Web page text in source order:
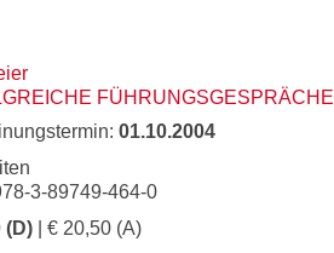
FÜHRUNGSGESPRÄCHE
01.10.2004
3-89749-464-0
(D) | € 20,50 (A)